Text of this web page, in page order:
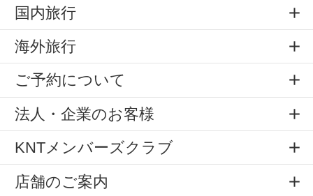
国内旅行
海外旅行
ご予約について
法人・企業のお客様
KNTメンバーズクラブ
店舗のご案内